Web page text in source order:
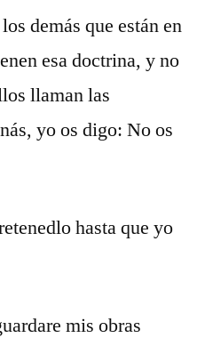
demás que están en
esa doctrina, y no
llaman las
yo os digo: No os
hasta que yo
mis obras